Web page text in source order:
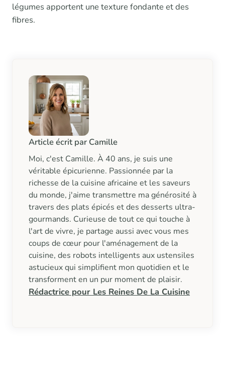
légumes apportent une texture fondante et des
fibres.
Article écrit par Camille
Moi, c'est Camille. À 40 ans, je suis une
véritable épicurienne. Passionnée par la
richesse de la cuisine africaine et les saveurs
du monde, j'aime transmettre ma générosité à
travers des plats épicés et des desserts ultra-
gourmands. Curieuse de tout ce qui touche à
l'art de vivre, je partage aussi avec vous mes
coups de cœur pour l'aménagement de la
cuisine, des robots intelligents aux ustensiles
astucieux qui simplifient mon quotidien et le
transforment en un pur moment de plaisir.
Rédactrice pour Les Reines De La Cuisine